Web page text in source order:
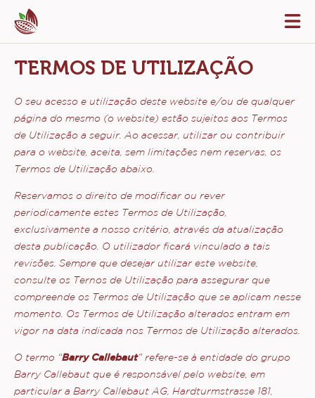
Switch regions if you would like to see the content for
Skip
to
main
content
TERMOS DE UTILIZAÇÃO
O seu acesso e utilização deste website e/ou de qualquer
página do mesmo (o website) estão sujeitos aos Termos
de Utilização a seguir. Ao acessar, utilizar ou contribuir
para o website, aceita, sem limitações nem reservas, os
Reservamos o direito de modificar ou rever
periodicamente estes Termos de Utilização,